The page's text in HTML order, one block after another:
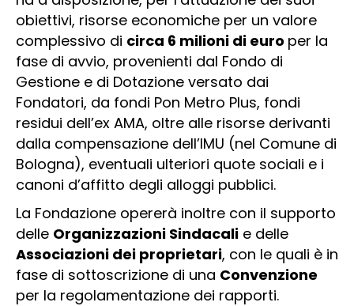
obiettivi, risorse economiche per un valore
complessivo di circa 6 milioni di euro per la
fase di avvio, provenienti dal Fondo di
Gestione e di Dotazione versato dai
Fondatori, da fondi Pon Metro Plus, fondi
residui dell’ex AMA, oltre alle risorse derivanti
dalla compensazione dell’IMU (nel Comune di
Bologna), eventuali ulteriori quote sociali e i
canoni d’affitto degli alloggi pubblici.
La Fondazione opererà inoltre con il supporto
delle Organizzazioni Sindacali e delle
Associazioni dei proprietari, con le quali è in
fase di sottoscrizione di una Convenzione
per la regolamentazione dei rapporti.